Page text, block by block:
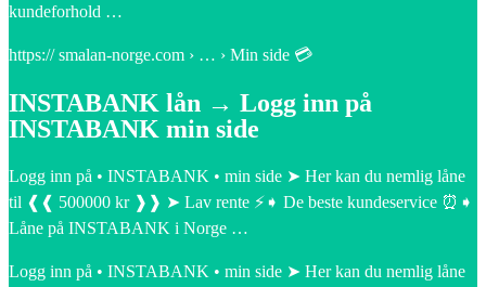
kundeforhold …
https:// smalan-norge.com › … › Min side 💳
INSTABANK lån → Logg inn på
INSTABANK min side
Logg inn på • INSTABANK • min side ➤ Her kan du nemlig låne
til ❰❰ 500000 kr ❱❱ ➤ Lav rente ⚡➧ De beste kundeservice ⏰➧
Låne på INSTABANK i Norge …
Logg inn på • INSTABANK • min side ➤ Her kan du nemlig låne